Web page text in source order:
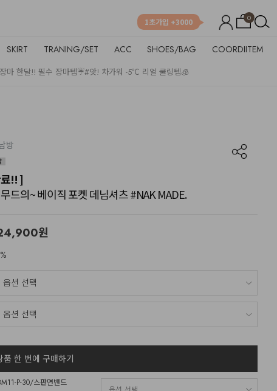
0
1초가입 +3000
SKIRT TRANING/SET ACC SHOES/BAG COORDIITEM
마 한달!! 필수 장마템☔#앗! 차가워 -5℃ 리얼 쿨링템🧊
방
!! ]
드의~ 베이직 포켓 데님셔츠 #NAK MADE.
원
한 번에 구매하기
P-30/스판면밴드